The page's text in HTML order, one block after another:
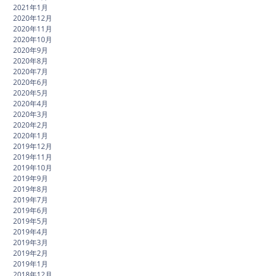
2021年1月
2020年12月
2020年11月
2020年10月
2020年9月
2020年8月
2020年7月
2020年6月
2020年5月
2020年4月
2020年3月
2020年2月
2020年1月
2019年12月
2019年11月
2019年10月
2019年9月
2019年8月
2019年7月
2019年6月
2019年5月
2019年4月
2019年3月
2019年2月
2019年1月